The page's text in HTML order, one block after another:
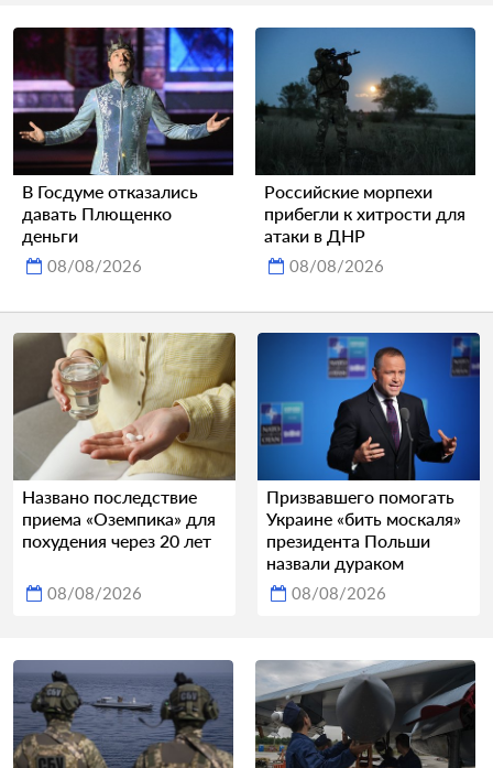
В Госдуме отказались
давать Плющенко
деньги
08/08/2026
Российские морпехи
прибегли к хитрости для
атаки в ДНР
08/08/2026
Названо последствие
приема «Оземпика» для
похудения через 20 лет
08/08/2026
Призвавшего помогать
Украине «бить москаля»
президента Польши
назвали дураком
08/08/2026